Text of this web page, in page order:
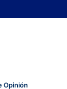
Opinión